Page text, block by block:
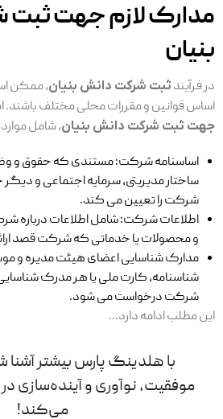
مدارک لازم جهت
بنیان
در فرآیند ثبت شرکت دانش بنیان، ممکن
اساس قوانین و مقررات محلی مختلف باشند.
جهت ثبت شرکت دانش بنیان، شامل
اساسنامه شرکت: مستندی که حقوق و
ساختار مدیریتی، سرمایه اجتماعی و دیگر
شرکت را تعیین می‌ کند.
اطلاعات شرکت: شامل اطلاعات درباره
و محصولات یا خدماتی که شرکت قصد ارائه
مدارک شناسایی اعضای هیئت مدیره و
شناسنامه، کارت ملی یا هر مدرک
شرکت درخواست می‌ شود.
این مطلب ادامه دارد…
با هلدینگ پارس بیشتر
موفقیت، نوآوری و آینده‌سازی
می‌کند!